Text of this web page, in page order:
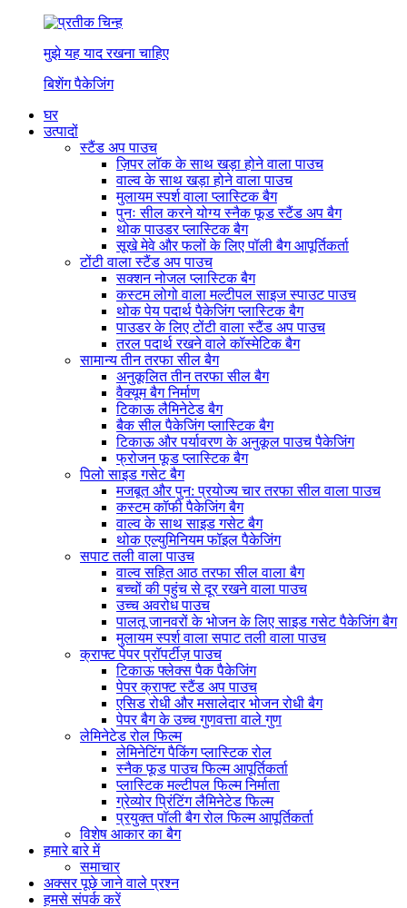
मुझे यह याद रखना चाहिए
बिशेंग पैकेजिंग
घर
उत्पादों
स्टैंड अप पाउच
ज़िपर लॉक के साथ खड़ा होने वाला पाउच
वाल्व के साथ खड़ा होने वाला पाउच
मुलायम स्पर्श वाला प्लास्टिक बैग
पुनः सील करने योग्य स्नैक फूड स्टैंड अप बैग
थोक पाउडर प्लास्टिक बैग
सूखे मेवे और फलों के लिए पॉली बैग आपूर्तिकर्ता
टोंटी वाला स्टैंड अप पाउच
सक्शन नोजल प्लास्टिक बैग
कस्टम लोगो वाला मल्टीपल साइज स्पाउट पाउच
थोक पेय पदार्थ पैकेजिंग प्लास्टिक बैग
पाउडर के लिए टोंटी वाला स्टैंड अप पाउच
तरल पदार्थ रखने वाले कॉस्मेटिक बैग
सामान्य तीन तरफा सील बैग
अनुकूलित तीन तरफा सील बैग
वैक्यूम बैग निर्माण
टिकाऊ लैमिनेटेड बैग
बैक सील पैकेजिंग प्लास्टिक बैग
टिकाऊ और पर्यावरण के अनुकूल पाउच पैकेजिंग
फ्रोजन फूड प्लास्टिक बैग
पिलो साइड गसेट बैग
मजबूत और पुन: प्रयोज्य चार तरफा सील वाला पाउच
कस्टम कॉफी पैकेजिंग बैग
वाल्व के साथ साइड गसेट बैग
थोक एल्युमिनियम फॉइल पैकेजिंग
सपाट तली वाला पाउच
वाल्व सहित आठ तरफा सील वाला बैग
बच्चों की पहुंच से दूर रखने वाला पाउच
उच्च अवरोध पाउच
पालतू जानवरों के भोजन के लिए साइड गसेट पैकेजिंग बैग
मुलायम स्पर्श वाला सपाट तली वाला पाउच
क्राफ्ट पेपर प्रॉपर्टीज़ पाउच
टिकाऊ फ्लेक्स पैक पैकेजिंग
पेपर क्राफ्ट स्टैंड अप पाउच
एसिड रोधी और मसालेदार भोजन रोधी बैग
पेपर बैग के उच्च गुणवत्ता वाले गुण
लेमिनेटेड रोल फिल्म
लेमिनेटिंग पैकिंग प्लास्टिक रोल
स्नैक फूड पाउच फिल्म आपूर्तिकर्ता
प्लास्टिक मल्टीपल फिल्म निर्माता
ग्रेव्योर प्रिंटिंग लैमिनेटेड फिल्म
प्रयुक्त पॉली बैग रोल फिल्म आपूर्तिकर्ता
विशेष आकार का बैग
हमारे बारे में
समाचार
अक्सर पूछे जाने वाले प्रश्न
हमसे संपर्क करें